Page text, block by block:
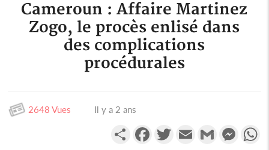
Cameroun : Affaire Martinez
Zogo, le procès enlisé dans
des complications
procédurales
2648 Vues Il y a 2 ans
PartagerFacebookTwitterEmail Gmail